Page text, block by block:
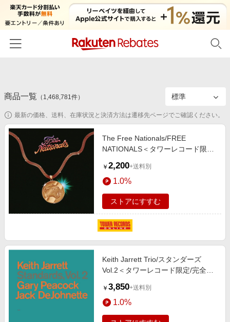
カテゴリー一覧
百貨店・総合ECモール
ファッション・インナー・小物
食品・スイーツ・お酒
日用品・キッチン用品
コスメ・健康・医薬品
キッズ・ベビー用品
スポーツ・アウトドア・ゴルフ
インテリア・寝具
ペット・花・DIY・車
イベント一覧
リーベイツ注目ストア
初回購入者限定特典
対象ストア新規限定特典
新着ストアのご紹介
楽天サービス特集
旅行特集
わくわく夏特集
とことん買い物チャレンジ
Apple公式サイト×楽天カード分割払い
ヘルプ
友達紹介
楽天IDでログイン/会員登録
商品一覧 （ 1,468,781件）
最新の価格、送料、在庫状況と決済方法は遷移先ページでご確認ください。
The Free Nationals/FREE
NATIONALS＜タワーレコード限定
￥ 2,200+送料別
1.0%
ストアにすすむ
Keith Jarrett Trio/スタンダーズ
Vol.2＜タワーレコード限定/完全限
￥ 3,850+送料別
1.0%